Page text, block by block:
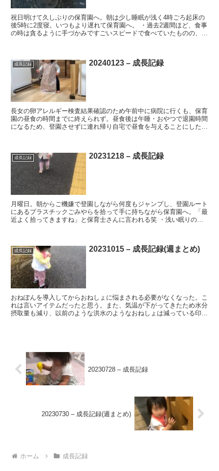
祝日明けて久しぶりの保育園へ。朝は少し睡眠が浅く4時ごろ起床の
後5時に2度寝。いつもより遅れて保育園へ。 ・過去2週間ほど、食事
の時は貪るように手づかみですごいスピードで食べていたものの、今
成長記録 20240123 – 成長記録
長女の卵アレルギー検査結果確認のため午前中に病院に行くも、保育
園の昼食の時間までに終えられず。昼食後は午睡・おやつで退園時間
になるため、登園させずに連れ帰り自宅で昼食を与えることにした。
成長記録 20231218 – 成長記録
月曜日。朝からご機嫌で登園しながら何度もジャンプし、登園ルート
にあるプラスチックごみやらを拾って手に持ちながら保育園へ。「最
近よく拾ってきますね」と保育士さんに言われる笑 ・浅い眠りの状
成長記録 20231015 – 成長記録(週まとめ)
おねぽんを導入してからおねしょに悩まされる必要がなくなった。こ
れは言いアイテムだったと思う。また、気温が下がってきたため水分
摂取量も減り、以前のような洪水のようなおねしょは減っている印
20230728 – 成長記録
20230730 – 成長記録(週まとめ)
ホーム 成長記録